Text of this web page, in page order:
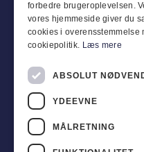
Olemme enemmän kuin
strateginen kumppanisi.
forbedre brugeroplevelsen.
vores hjemmeside giver du
cookies i overensstemmelse
cookiepolitik. Læs mere
ABSOLUT
YDEEVNE
MÅLRETNING